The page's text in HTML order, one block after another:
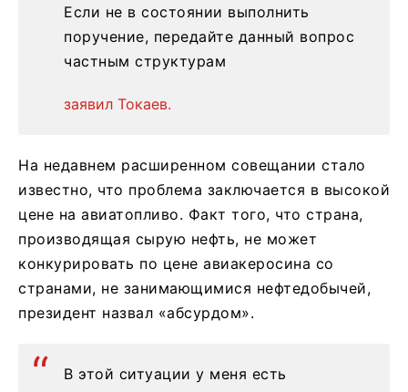
Если не в состоянии выполнить
поручение, передайте данный вопрос
частным структурам
заявил Токаев.
На недавнем расширенном совещании стало
известно, что проблема заключается в высокой
цене на авиатопливо. Факт того, что страна,
производящая сырую нефть, не может
конкурировать по цене авиакеросина со
странами, не занимающимися нефтедобычей,
президент назвал «абсурдом».
В этой ситуации у меня есть